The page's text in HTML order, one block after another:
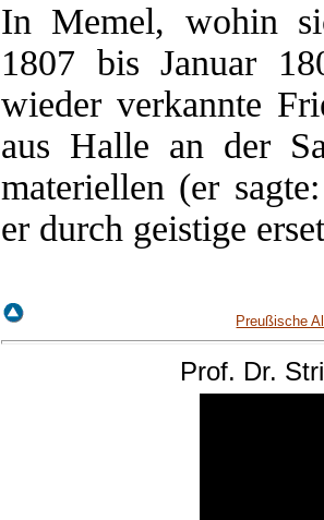
In Memel, wohin
1807 bis Januar
wieder verkannte
aus Halle an der
materiellen (er
er durch geistige
Preußische
Prof. Dr.